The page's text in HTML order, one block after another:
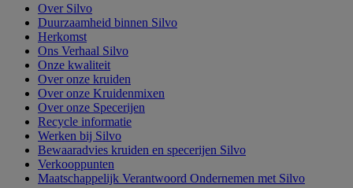
Over Silvo
Duurzaamheid binnen Silvo
Herkomst
Ons Verhaal Silvo
Onze kwaliteit
Over onze kruiden
Over onze Kruidenmixen
Over onze Specerijen
Recycle informatie
Werken bij Silvo
Bewaaradvies kruiden en specerijen Silvo
Verkooppunten
Maatschappelijk Verantwoord Ondernemen met Silvo